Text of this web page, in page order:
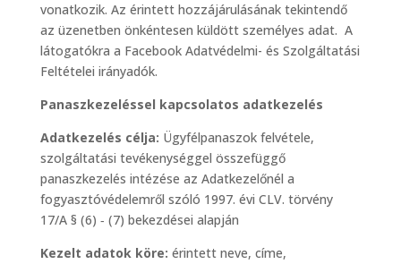
vonatkozik. Az érintett hozzájárulásának tekintendő
az üzenetben önkéntesen küldött személyes adat. A
látogatókra a Facebook Adatvédelmi- és Szolgáltatási
Feltételei irányadók.
Panaszkezeléssel kapcsolatos adatkezelés
Adatkezelés célja: Ügyfélpanaszok felvétele,
szolgáltatási tevékenységgel összefüggő
panaszkezelés intézése az Adatkezelőnél a
fogyasztóvédelemről szóló 1997. évi CLV. törvény
17/A § (6) ‐ (7) bekezdései alapján
Kezelt adatok köre: érintett neve, címe,